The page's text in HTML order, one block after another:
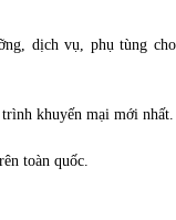
dịch vụ, phụ tùng cho
khuyến mại mới nhất.
toàn quốc.